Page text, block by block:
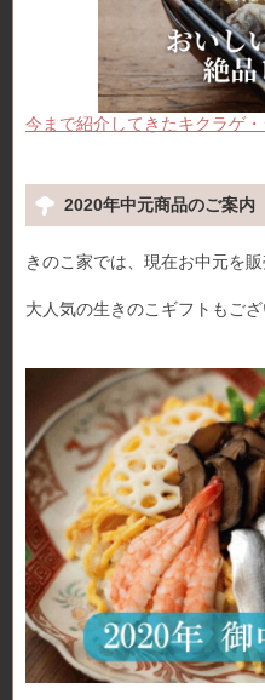
今まで紹介してきたキクラゲ
2020年中元商品のご案内
きのこ家では、現在お中元を販
大人気の生きのこギフトもご